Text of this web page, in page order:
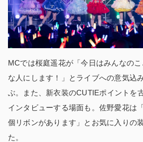
MCでは桜庭遥花が「今日はみんなの
な人にします！」とライブへの意気込
ぶ。また、新衣装のCUTIEポイントを
インタビューする場面も。佐野愛花は
個リボンがあります」とお気に入りの
た。